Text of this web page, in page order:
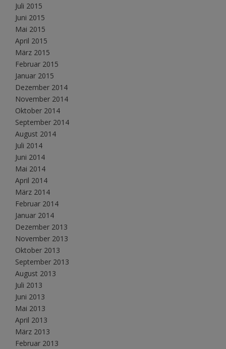
Juli 2015
Juni 2015
Mai 2015
April 2015
März 2015
Februar 2015
Januar 2015
Dezember 2014
November 2014
Oktober 2014
September 2014
August 2014
Juli 2014
Juni 2014
Mai 2014
April 2014
März 2014
Februar 2014
Januar 2014
Dezember 2013
November 2013
Oktober 2013
September 2013
August 2013
Juli 2013
Juni 2013
Mai 2013
April 2013
März 2013
Februar 2013